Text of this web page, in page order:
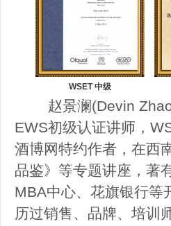
WSET 中级
赵景澜(Devin Zhao)
EWS初级认证讲师，
酒博网特约作者，在西
品鉴》等专题讲座，著
MBA中心、花旗银行等
历过销售、品牌、培训